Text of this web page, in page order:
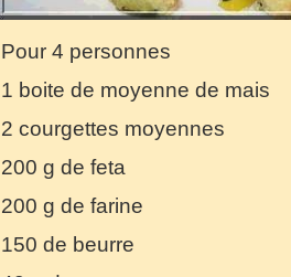
Pour 4 personnes
1 boite de moyenne de mais
2 courgettes moyennes
200 g de feta
200 g de farine
150 de beurre